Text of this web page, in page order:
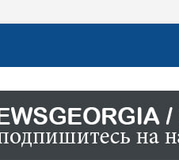
О СОБЫТИЯХ
ПОЛИТИКИ,